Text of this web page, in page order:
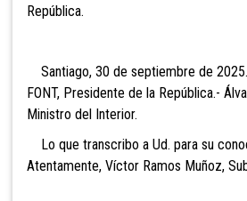
República.
Santiago, 30 de septiembre de
FONT, Presidente de la República.-
Ministro del Interior.
Lo que transcribo a Ud. para su
Atentamente, Víctor Ramos Muñoz,